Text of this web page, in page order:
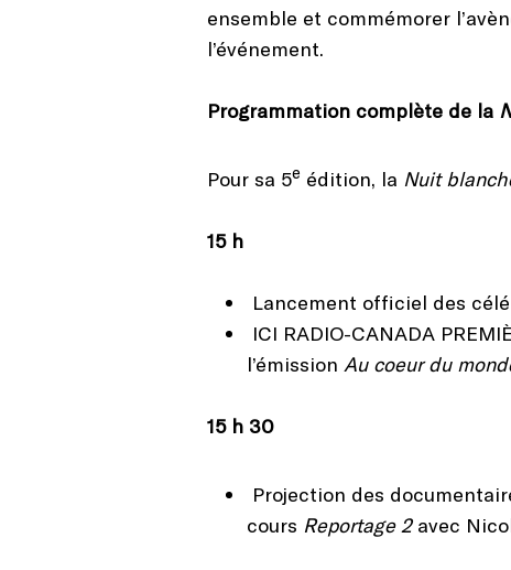
ensemble et commémorer
l’événement.
Programmation complète de la
Pour sa 5e édition, la Nuit
15 h
Lancement officiel des
ICI RADIO-CANADA
l’émission Au coeur du
15 h 30
Projection des
cours Reportage 2avec